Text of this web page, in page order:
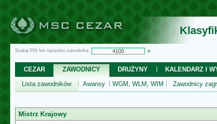
Szukaj PID lub nazwisko zawodnika:
CEZAR ZAWODNICY DRUŻYNY
KALENDARZ I
Lista zawodników
Awansy WGM, WLM, WIM Zawodnicy
Mistrz Krajowy